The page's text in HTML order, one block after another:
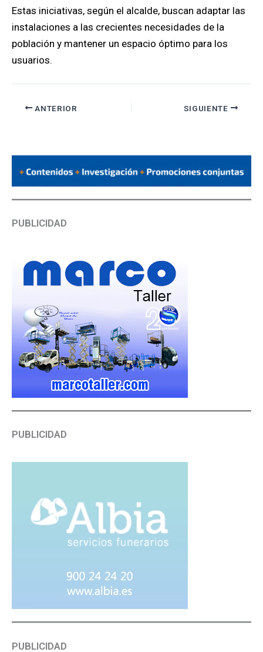
Estas iniciativas, según el alcalde, buscan adaptar las
instalaciones a las crecientes necesidades de la
población y mantener un espacio óptimo para los
usuarios.
ANTERIOR SIGUIENTE
PUBLICIDAD
PUBLICIDAD
PUBLICIDAD